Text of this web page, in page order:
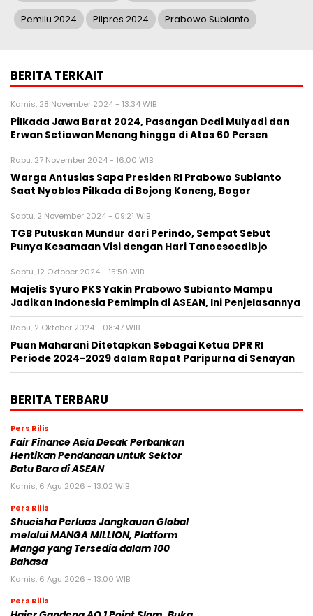
Pemilu 2024 Pilpres 2024 Prabowo Subianto
BERITA TERKAIT
Kamis, 28 November 2024 - 13:34 WIB
Pilkada Jawa Barat 2024, Pasangan Dedi Mulyadi dan
Erwan Setiawan Menang hingga di Atas 60 Persen
Rabu, 27 November 2024 - 16:00 WIB
Warga Antusias Sapa Presiden RI Prabowo Subianto
Saat Nyoblos Pilkada di Bojong Koneng, Bogor
Sabtu, 2 November 2024 - 09:21 WIB
TGB Putuskan Mundur dari Perindo, Sempat Sebut
Punya Kesamaan Visi dengan Hari Tanoesoedibjo
Sabtu, 12 Oktober 2024 - 15:50 WIB
Majelis Syuro PKS Yakin Prabowo Subianto Mampu
Jadikan Indonesia Pemimpin di ASEAN, Ini Penjelasannya
Rabu, 2 Oktober 2024 - 08:47 WIB
Puan Maharani Ditetapkan Sebagai Ketua DPR RI
Periode 2024-2029 dalam Rapat Paripurna di Senayan
BERITA TERBARU
Pers Rilis
Fair Finance Asia Desak Perbankan
Hentikan Pendanaan untuk Sektor
Batu Bara di ASEAN
Kamis, 6 Agu 2026 - 13:02 WIB
Pers Rilis
Shueisha Perluas Jangkauan Global
melalui MANGA MILLION, Platform
Manga yang Tersedia dalam 100
Bahasa
Kamis, 6 Agu 2026 - 13:00 WIB
Pers Rilis